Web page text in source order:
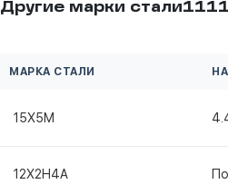
Другие марки
МАРКА СТАЛИ
15Х5М
12Х2Н4А